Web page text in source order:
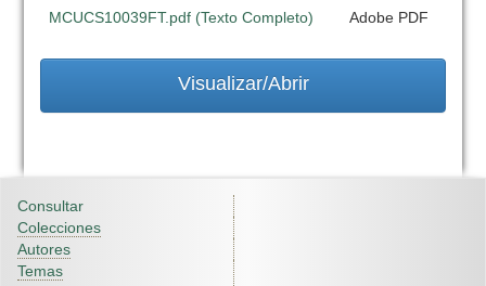
MCUCS10039FT.pdf (Texto Completo) Adobe PDF
Visualizar/Abrir
Consultar
Colecciones
Autores
Temas